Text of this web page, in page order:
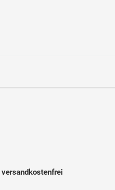
versandkostenfrei